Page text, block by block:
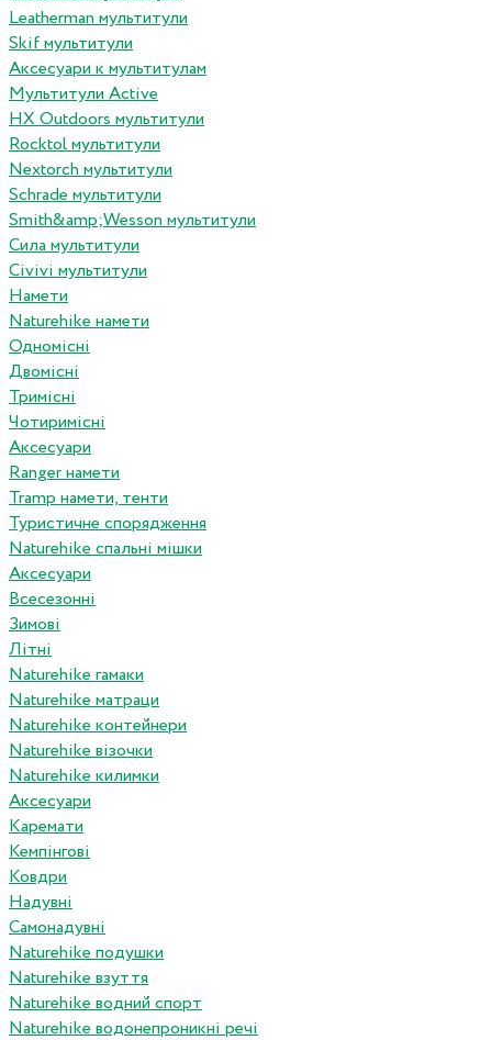
Leatherman мультитули
Skif мультитули
Аксесуари к мультитулам
Мультитули Active
HX Outdoors мультитули
Rocktol мультитули
Nextorch мультитули
Schrade мультитули
Smith&amp;Wesson мультитули
Сила мультитули
Civivi мультитули
Намети
Naturehike намети
Одномісні
Двомісні
Тримісні
Чотиримісні
Аксесуари
Ranger намети
Tramp намети, тенти
Туристичне спорядження
Naturehike спальні мішки
Аксесуари
Всесезонні
Зимові
Літні
Naturehike гамаки
Naturehike матраци
Naturehike контейнери
Naturehike візочки
Naturehike килимки
Аксесуари
Каремати
Кемпінгові
Ковдри
Надувні
Самонадувні
Naturehike подушки
Naturehike взуття
Naturehike водний спорт
Naturehike водонепроникні речі